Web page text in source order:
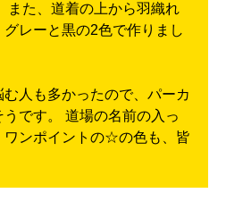
また、道着の上から羽織れ
レーと黒の2色で作りまし
人も多かったので、パーカ
です。 道場の名前の入っ
ワンポイントの☆の色も、皆